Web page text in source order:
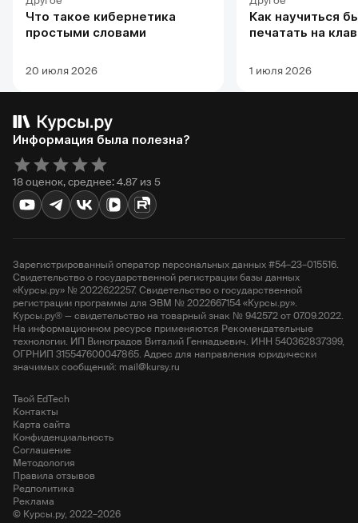
Что такое кибернетика
простыми словами
20 июля 2026
Как научиться
печатать на
1 июля 2026
Информация была полезна?
18 оценок, среднее: 4.87 из 5
Зарегистрированный оператор персональных данных #54–23–015516.
Свидетельство о государственной регистрации базы данных
«Курсы.ру» № 2022622257. Свидетельство о государственной
регистрации программы для ЭВМ № 2022667154 «Курсы.ру».
Курсы.ру® — свидетельство на товарный знак № 942572 от 07.09.2022.
На информационном ресурсе применяются Рекомендательные
технологии. ИП Виноградов Виталий Геннадьевич. ИНН 540362837399,
ОГРНИП 315547600047865. Адрес для направления юридически
значимых сообщений: mail@kursy.ru
© Курсы.ру, 2022–2026
Твой EdTech
Контакты
Карта сайта
Конфиденциальность
Соглашение
Методология
Правила отзывов
Редполитика
Реклама